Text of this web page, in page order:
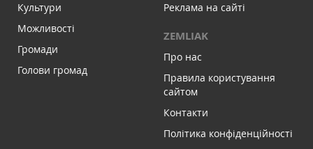
Культури
Можливості
Громади
Голови громад
Реклама на сайті
ZEMLIAK
Про нас
Правила користування
сайтом
Контакти
Політика конфіденційності